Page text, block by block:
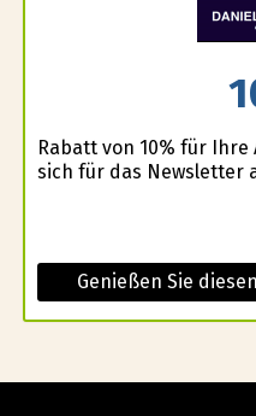
Rabatt von 10% für
sich für das Newsletter
Genießen Sie